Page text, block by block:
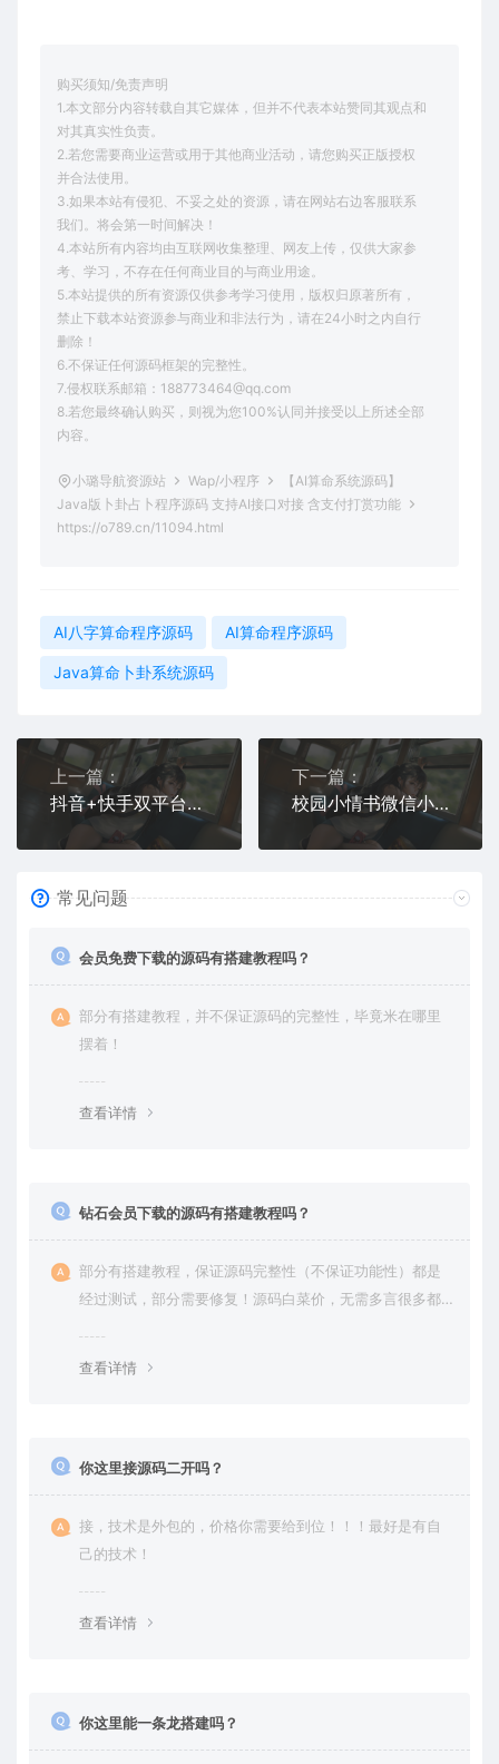
购买须知/免责声明
1.本文部分内容转载自其它媒体，但并不代表本站赞同其观点和
对其真实性负责。
2.若您需要商业运营或用于其他商业活动，请您购买正版授权
并合法使用。
3.如果本站有侵犯、不妥之处的资源，请在网站右边客服联系
我们。将会第一时间解决！
4.本站所有内容均由互联网收集整理、网友上传，仅供大家参
考、学习，不存在任何商业目的与商业用途。
5.本站提供的所有资源仅供参考学习使用，版权归原著所有，
禁止下载本站资源参与商业和非法行为，请在24小时之内自行
删除！
6.不保证任何源码框架的完整性。
7.侵权联系邮箱：188773464@qq.com
8.若您最终确认购买，则视为您100%认同并接受以上所述全部
内容。
小璐导航资源站 Wap/小程序
【AI算命系统源码】
Java版卜卦占卜程序源码 支持AI接口对接 含支付打赏功能
https://o789.cn/11094.html
AI八字算命程序源码 AI算命程序源码
Java算命卜卦系统源码
上一篇：
抖音+快手双平台联动，诚邀优质创作者入驻壁纸小程序
下一篇：
校园小情书微信小程序源码 | 表白墙+交友+社区功能 | PHP前后端开源系统
常见问题
会员免费下载的源码有搭建教程吗？
部分有搭建教程，并不保证源码的完整性，毕竟米在哪里
摆着！
查看详情
钻石会员下载的源码有搭建教程吗？
部分有搭建教程，保证源码完整性（不保证功能性）都是
经过测试，部分需要修复！源码白菜价，无需多言很多都
查看详情
你这里接源码二开吗？
接，技术是外包的，价格你需要给到位！！！最好是有自
己的技术！
查看详情
你这里能一条龙搭建吗？